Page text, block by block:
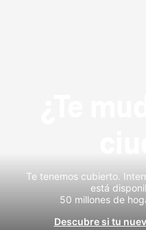
Te tenemos cubierto.
está
50 millones de
Descubre si tu